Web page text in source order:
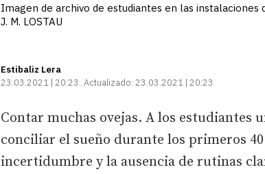
Imagen de archivo de estudiantes en las instalaciones
J. M. LOSTAU
Estibaliz Lera
23.03.2021 | 20:23 Actualizado: 23.03.2021 | 20:23
Contar muchas ovejas. A los estudiantes
conciliar el sueño durante los primeros
incertidumbre y la ausencia de rutinas